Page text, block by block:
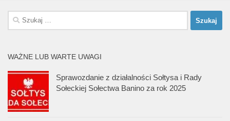
Szukaj:
WAŻNE LUB WARTE UWAGI
Sprawozdanie z działalności Sołtysa i Rady
Sołeckiej Sołectwa Banino za rok 2025